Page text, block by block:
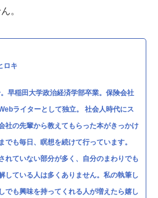
。
ロキ
早稲田大学政治経済学部卒業。保険会社
ライターとして独立。 社会人時代にス
社の先輩から教えてもらった本がきっかけ
でも毎日、瞑想を続けて行っています。
れていない部分が多く、自分のまわりでも
している人は多くありません。私の執筆し
でも興味を持ってくれる人が増えたら嬉し